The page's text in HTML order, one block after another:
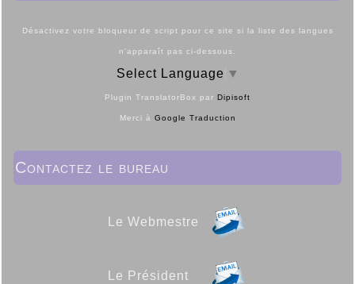
Désactivez votre bloqueur de script pour ce site si la liste des langues
n'apparaît pas ci-dessous.
Select Language ▼
Plugin TranslatorBox par Dipisoft
Merci à Google Traduction
Contactez le bureau
Le Webmestre
Le Président